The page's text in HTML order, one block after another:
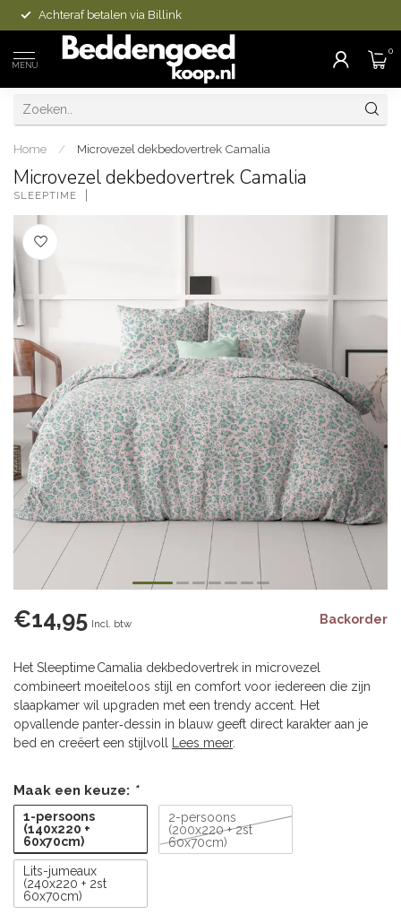
Achteraf betalen via Billink
MENU
0
Home / Microvezel dekbedovertrek Camalia
Microvezel dekbedovertrek Camalia
SLEEPTIME
€14,95 Incl. btw Backorder
Het Sleeptime Camalia dekbedovertrek in microvezel
combineert moeiteloos stijl en comfort voor iedereen die zijn
slaapkamer wil upgraden met een trendy accent. Het
opvallende panter‑dessin in blauw geeft direct karakter aan je
bed en creëert een stijlvoll
Lees meer.
Maak een keuze: *
1-persoons
(140x220 +
60x70cm)
2-persoons
(200x220 + 2st
60x70cm)
Lits-jumeaux
(240x220 + 2st
60x70cm)